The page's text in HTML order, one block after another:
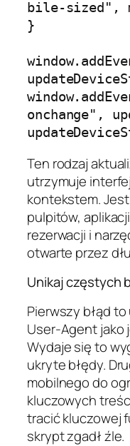
bile-sized",
}
onchange",
Ten rodzaj
utrzymuje
kontekstem.
pulpitów,
rezerwacji i
otwarte przez
Unikaj częstych
Pierwszy błąd
User-Agent jako
Wydaje się to
ukryte błędy.
mobilnego do
kluczowych
tracić kluczowej
skrypt zgadł źle.